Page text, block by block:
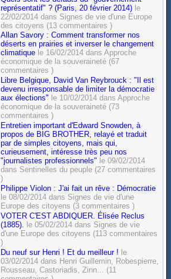
représentatif" ? (Paris, 20 février 2014) le
22/02/2014 dans Signes de vie d'une Europe
des citoyens (13 commentaires )
Allan Savory : Comment transformer nos
déserts en prairies et inverser le changement
climatique le 16/02/2014 dans Approche
économique de la souveraineté (67
commentaires )
Libre Belgique, David Van Reybrouck : "Il est
devenu irresponsable de limiter la démocratie
aux élections" le 10/02/2014 dans Approche
économique de la souveraineté (73
commentaires )
Entretien important d'Edward Snowden, à
propos de BIG BROTHER, relayé et traduit
par de simples citoyens, mais qui,
curieusement, intéresse très peu nos
"journalistes professionnels" le 09/02/2014
dans Sentinelles du peuple (27 commentaires
)
Philippe Violon : J'ai fait un rêve : Démocratie
le 08/02/2014 dans Signes de vie d'une
Europe des citoyens (3 commentaires )
VOTER C'EST ABDIQUER. Élisée Reclus
(1885). le 05/02/2014 dans Signes de vie
d'une Europe des citoyens (113 commentaires
)
Du neuf sur Henri ! Et du meilleur ! le
03/02/2014 dans Henri Guillemin, Robespierre,
Rousseau, Castoriadis, Zinn... (11